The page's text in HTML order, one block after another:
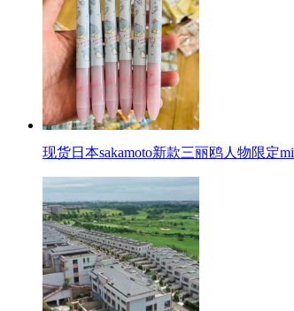
现货日本sakamoto新款三丽鸥人物限定